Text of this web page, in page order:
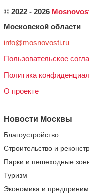
© 2022 - 2026
Московской области
info@mosnovosti.ru
Пользовательское
Политика
О проекте
Новости Москвы
Благоустройство
Строительство и
Парки и пешеходные
Туризм
Экономика и